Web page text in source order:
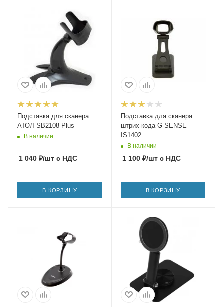
Подставка для сканера
АТОЛ SB2108 Plus
В наличии
1 040 ₽/шт с НДС
В КОРЗИНУ
Подставка для сканера
штрих-кода G-SENSE
IS1402
В наличии
1 100₽/штс НДС
В КОРЗИНУ